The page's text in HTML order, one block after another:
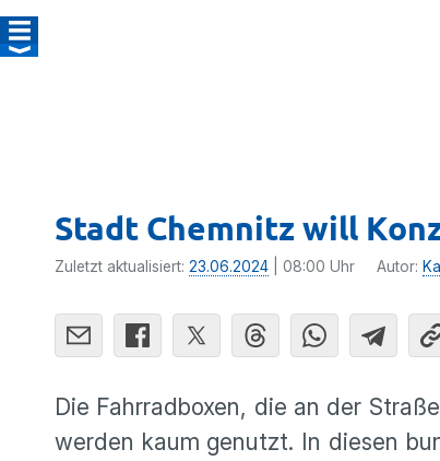
Stadt Chemnitz will
Zuletzt aktualisiert: 23.06.2024 | 08:00 Uhr Autor:
Die Fahrradboxen, die an der
werden kaum genutzt. In diesen